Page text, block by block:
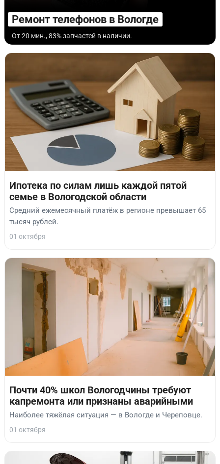
Ремонт телефонов в Вологде
От 20 мин., 83% запчастей в наличии.
Ипотека по силам лишь каждой пятой
семье в Вологодской области
Средний ежемесячный платёж в регионе превышает 65
тысяч рублей.
01 октября
Почти 40% школ Вологодчины требуют
капремонта или признаны аварийными
Наиболее тяжёлая ситуация — в Вологде и Череповце.
01 октября